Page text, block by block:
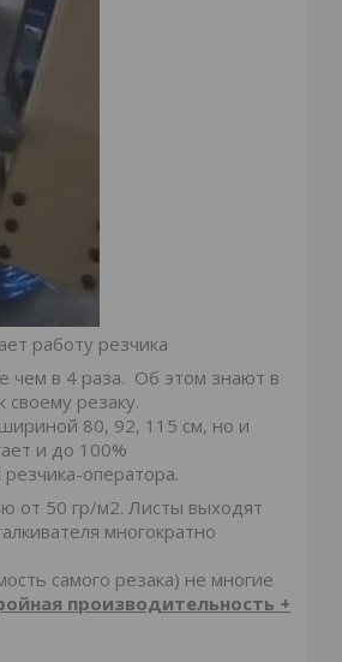
работу резчика
чем в 4 раза. Об этом знают в
резаку.
шириной 80, 92, 115 см, но и
и до 100%
оператора.
от 50 гр/м2. Листы выходят
многократно
самого резака) не многие
производительность +